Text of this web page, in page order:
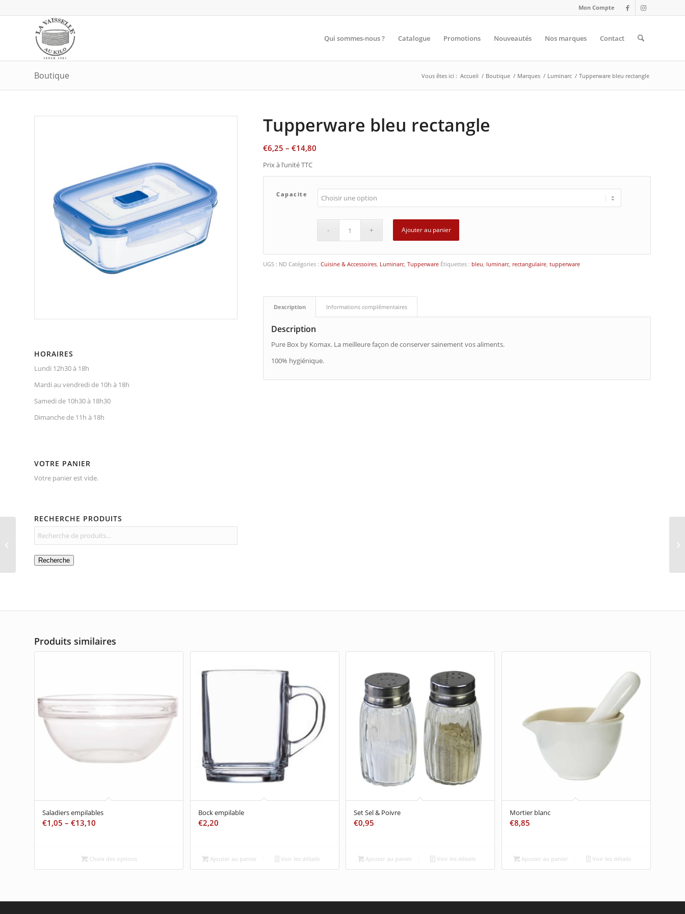
Mon Compte
Qui sommes-nous ? Catalogue Promotions Nouveautés Nos marques Contact
Boutique Vous êtes ici : Accueil / Boutique / Marques / Luminarc / Tupperware bleu rectangle
HORAIRES
Lundi 12h30 à 18h
Mardi au vendredi de 10h à 18h
Samedi de 10h30 à 18h30
Dimanche de 11h à 18h
VOTRE PANIER
Votre panier est vide.
RECHERCHE PRODUITS
Recherche
Tupperware bleu rectangle
€6,25 –€14,80
Prix à l’unité TTC
Capacite
Ajouter au panier
UGS : ND Catégories :Cuisine & Accessoires, Luminarc,Tupperware Étiquettes : bleu, luminarc, rectangulaire,tupperware
Description Informations complémentaires
Description
Pure Box by Komax. La meilleure façon de conserver sainement vos aliments.
100% hygiénique.
Produits similaires
Saladiers empilables
€1,05 – €13,10
Choix des options
Bock empilable
€2,20
Ajouter au panier Voir les détails
Set Sel & Poivre
€0,95
Ajouter au panier Voir les détails
Mortier blanc
€8,85
Ajouter au panier Voir les détails
Tupperware bleu carré